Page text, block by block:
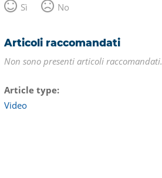
Sì
No
Articoli raccomandati
Non sono presenti articoli raccomandati.
Article type
Video